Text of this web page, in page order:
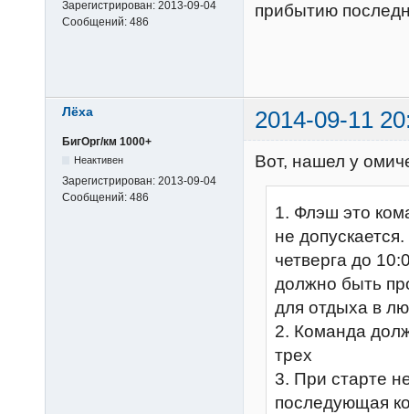
Зарегистрирован: 2013-09-04
Сообщений: 486
прибытию
Лёха 2014-09-11
БигОрг/км 1000+
Неактивен
Зарегистрирован: 2013-09-04
Сообщений: 486
Вот, нашел у
1. Флэш это
не
четверга до
должно быть
для отдыха в
2. Команда
трех
3. При старте
последующая